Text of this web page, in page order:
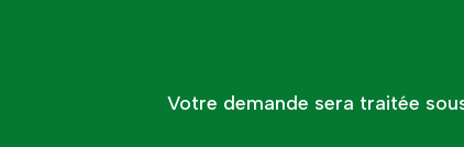
Votre demande sera traitée